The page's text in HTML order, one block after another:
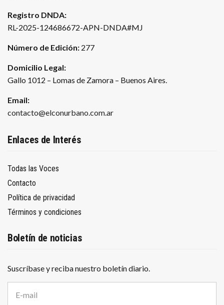
Registro DNDA:
RL-2025-124686672-APN-DNDA#MJ
Número de Edición: 277
Domicilio Legal:
Gallo 1012 – Lomas de Zamora – Buenos Aires.
Email:
contacto@elconurbano.com.ar
Enlaces de Interés
Todas las Voces
Contacto
Política de privacidad
Términos y condiciones
Boletín de noticias
Suscríbase y reciba nuestro boletín diario.